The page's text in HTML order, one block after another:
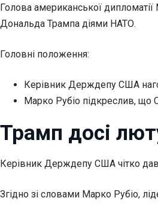
Голова американської
Дональда Трампа діями НАТО.
Головні положення:
Керівник Держдепу США
Марко Рубіо підкреслив, що
Трамп досі
Керівник Держдепу США чітко дав
Згідно зі словами Марко Рубіо,